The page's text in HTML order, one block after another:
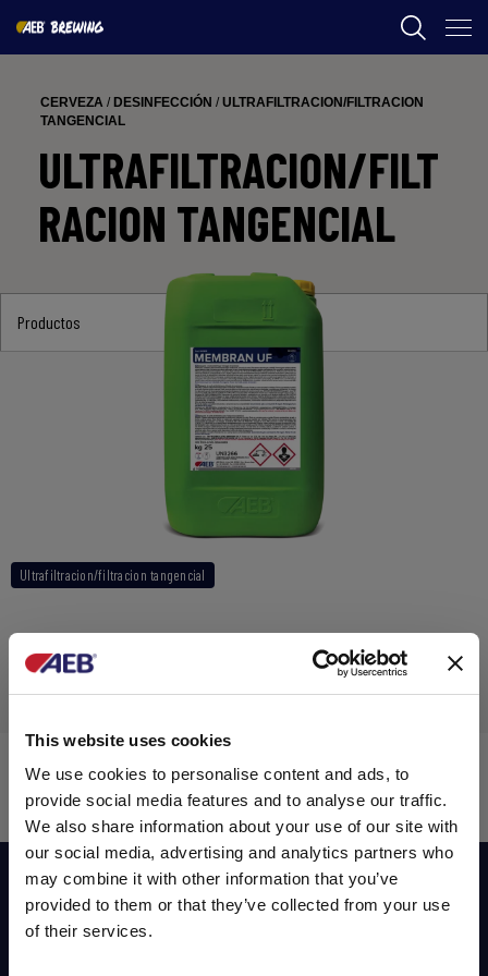
This website uses cookies
We use cookies to personalise content and ads, to
provide social media features and to analyse our traffic.
We also share information about your use of our site with
our social media, advertising and analytics partners who
may combine it with other information that you’ve
provided to them or that they’ve collected from your use
of their services.
ENOLOGÍA
CERVEZA
FOOD
CERVEZA / DESINFECCIÓN / ULTRAFILTRACION/FILTRACION
TANGENCIAL
ULTRAFILTRACION/FILT
RACION TANGENCIAL
Productos
Ultrafiltracion/filtracion tangencial
Suscribirse a nuestro newsletter